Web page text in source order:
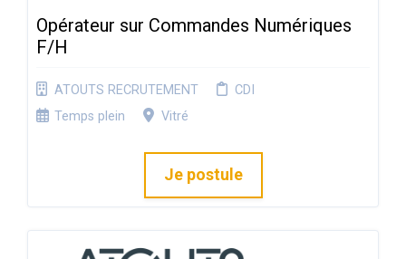
Opérateur sur Commandes Numériques
F/H
ATOUTS RECRUTEMENT
CDI
Temps plein
Vitré
Je postule